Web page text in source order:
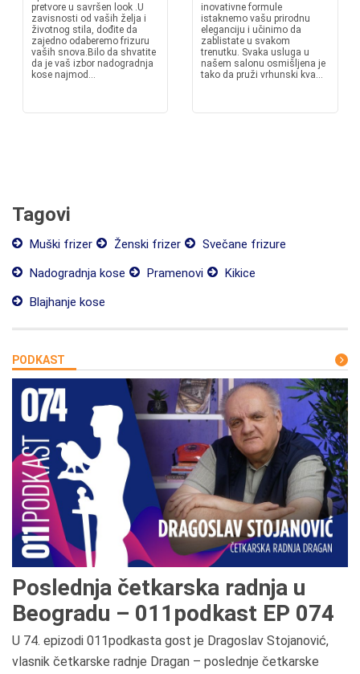
pretvore u savršen look .U
zavisnosti od vaših želja i
životnog stila, dođite da
zajedno odaberemo frizuru
vaših snova.Bilo da shvatite
da je vaš izbor nadogradnja
kose najmod...
inovativne formule
istaknemo vašu prirodnu
eleganciju i učinimo da
zablistate u svakom
trenutku. Svaka usluga u
našem salonu osmišljena je
tako da pruži vrhunski kva...
Tagovi
Muški frizer Ženski frizer
Svečane frizure
Nadogradnja kose
Pramenovi
Kikice
Blajhanje kose
PODKAST
Poslednja četkarska radnja u
Beogradu – 011podkast EP 074
U 74. epizodi 011podkasta gost je Dragoslav Stojanović,
vlasnik četkarske radnje Dragan – poslednje četkarske